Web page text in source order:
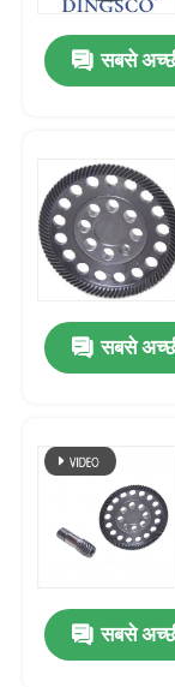
फ़ैक्टरी टूर
हमसे संपर्क करें
समाचार
मामले
एक उद्धरण का
कस्टम
सबसे
सबसे
सबसे